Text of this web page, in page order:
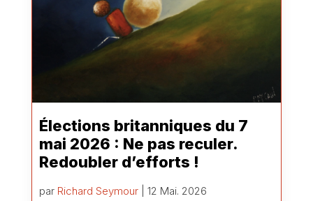
Élections britanniques du 7
mai 2026 : Ne pas reculer.
Redoubler d’efforts !
par Richard Seymour| 12 Mai. 2026